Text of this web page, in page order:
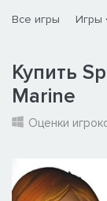
Все игры Игры
Купить
Marine
Оценки